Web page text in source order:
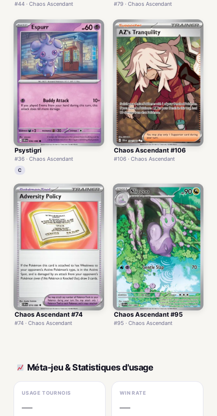
#44 · Chaos Ascendant #79 · Chaos Ascendant
Psystigri
#36 · Chaos Ascendant
C
Chaos Ascendant #106
#106 · Chaos Ascendant
Chaos Ascendant #74
#74 · Chaos Ascendant
Chaos Ascendant #95
#95 · Chaos Ascendant
Méta-jeu & Statistiques d'usage
USAGE TOURNOIS
—
WIN RATE
—